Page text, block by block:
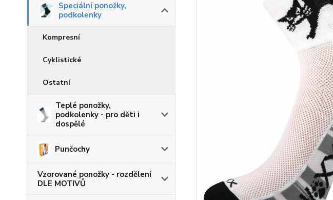
Speciální ponožky,
podkolenky
Kompresní
Cyklistické
Ostatní
Teplé ponožky,
podkolenky - pro děti i
dospělé
Punčochy
Vzorované ponožky - rozdělení
DLE MOTIVŮ